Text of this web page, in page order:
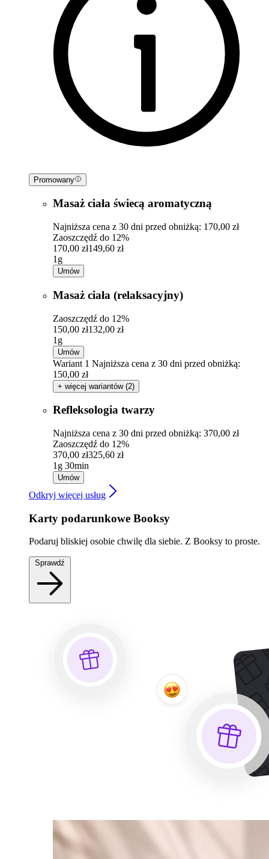
Promowany
Masaż ciała świecą aromatyczną
Najniższa cena z 30 dni przed obniżką: 170,00 zł
Zaoszczędź do 12%
170,00 zł149,60 zł
1g
Umów
Masaż ciała (relaksacyjny)
Zaoszczędź do 12%
150,00 zł132,00 zł
1g
Umów
Wariant 1 Najniższa cena z 30 dni przed obniżką:
150,00 zł
+ więcej wariantów (2)
Refleksologia twarzy
Najniższa cena z 30 dni przed obniżką: 370,00 zł
Zaoszczędź do 12%
370,00 zł325,60 zł
1g 30min
Umów
Odkryj więcej usług
Karty podarunkowe Booksy
Podaruj bliskiej osobie chwilę dla siebie. Z Booksy to proste.